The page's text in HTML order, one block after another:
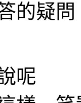
的疑問
呢